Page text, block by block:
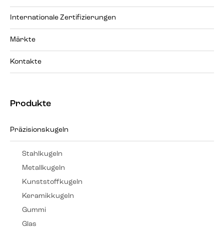
Internationale Zertifizierungen
Märkte
Kontakte
Produkte
Präzisionskugeln
Stahlkugeln
Metallkugeln
Kunststoffkugeln
Keramikkugeln
Gummi
Glas